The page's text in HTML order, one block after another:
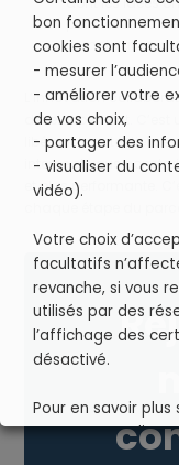
pour
la motivation de
L’innovation
développement. C’est
libérant le potentiel de
interne et vous
et plus performante.
bon
cookies sont
- mesurer
- améliorer votre
de vos choix,
- partager des
- visualiser du
vidéo).
Votre choix
facultatifs
revanche, si vous
utilisés par des
l’affichage des
désactivé.
Pour en savoir
vous pouvez